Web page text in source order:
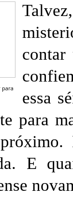
para
contar
essa
para
E